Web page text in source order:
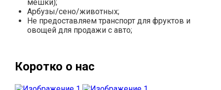
мешки);
Арбузы/сено/животных;
Не предоставляем транспорт для фруктов и
овощей для продажи с авто;
Коротко о нас